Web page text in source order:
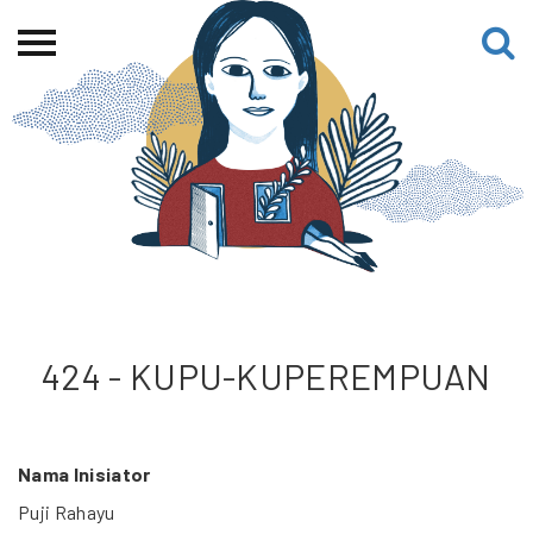
Beranda
Tentang
Permohonan Hibah
Sekolah Pemikiran
Kredit Web-site
424 - KUPU-KUPEREMPUAN
Nama Inisiator
Puji Rahayu